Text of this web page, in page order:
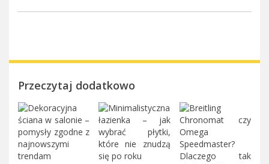
Przeczytaj dodatkowo